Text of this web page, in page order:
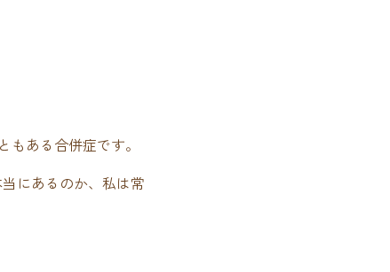
ある合併症です。
にあるのか、私は常